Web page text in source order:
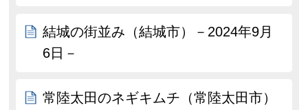
結城の街並み（結城市）－2024年9月
6日－
常陸太田のネギキムチ（常陸太田市）